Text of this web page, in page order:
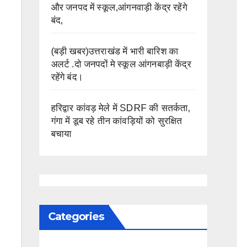
और जनपद में स्कूल,आंगनवाड़ी केंद्र रहेंगे
बंद,
(बड़ी खबर)उत्तराखंड में भारी बारिश का
अलर्ट .दो जनपदों मे स्कूल आंगनबाड़ी केंद्र
रहेंगे बंद।
हरिद्वार कांवड़ मेले में SDRF की सतर्कता,
गंगा में डूब रहे तीन कांवड़ियों को सुरक्षित
बचाया
Categories